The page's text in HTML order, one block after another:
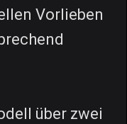
Vorlieben
über zwei